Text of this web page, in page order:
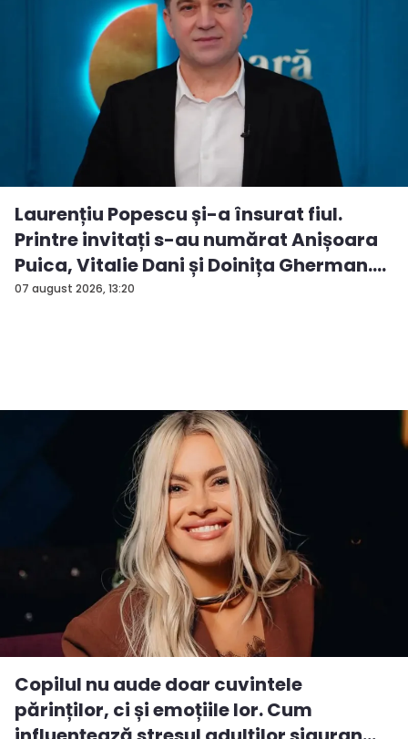
07 august 2026, 13:20
Laurențiu Popescu și-a însurat fiul.
Printre invitați s-au numărat Anișoara
Puica, Vitalie Dani și Doinița Gherman.
P...
Copilul nu aude doar cuvintele
părinților, ci și emoțiile lor. Cum